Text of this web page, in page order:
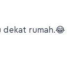
dekat rumah.😂